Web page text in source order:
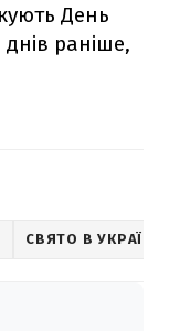
День
раніше,
СВЯТО В УКРАЇНІ